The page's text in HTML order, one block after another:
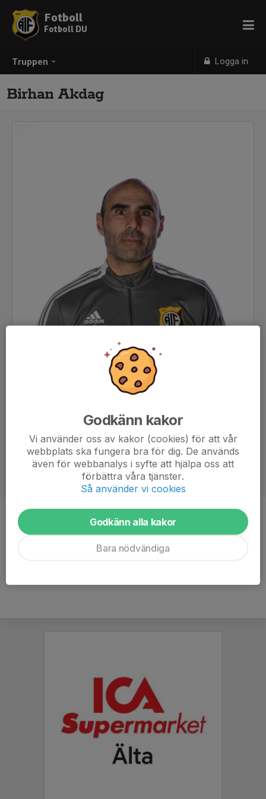
Truppen Logga in
Fotboll
Fotboll DU
Birhan Akdag
Titel
Tränare
Godkänn kakor
Vi använder oss av kakor (cookies) för att vår
webbplats ska fungera bra för dig. De används
även för webbanalys i syfte att hjälpa oss att
förbättra våra tjänster.
Så använder vi cookies
Godkänn alla kakor
Bara nödvändiga